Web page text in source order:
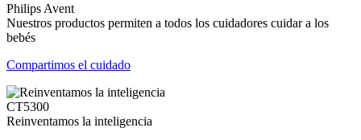
Philips Avent
Nuestros productos permiten a todos los cuidadores cuidar a los
bebés
Compartimos el cuidado
CT5300
Reinventamos la inteligencia